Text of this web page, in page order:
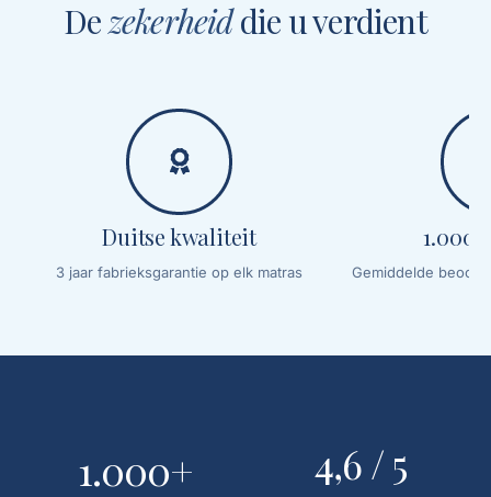
Dezekerheiddie u verdient
Duitse kwaliteit
3 jaar fabrieksgarantie op elk matras Gemiddelde
1.000+ 4,6 / 5